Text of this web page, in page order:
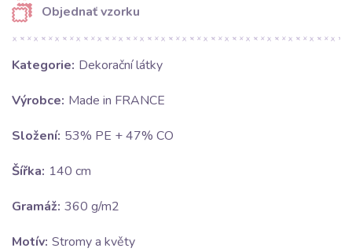
Objednať vzorku
Kategorie: Dekorační látky
Výrobce: Made in FRANCE
Složení: 53% PE + 47% CO
Šířka: 140 cm
Gramáž: 360 g/m2
Motív: Stromy a květy